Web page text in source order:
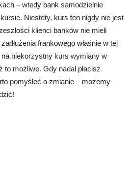
– wtedy bank samodzielnie
Niestety, kurs ten nigdy nie jest
klienci banków nie mieli
frankowego właśnie w tej
na niekorzystny kurs wymiany w
to możliwe. Gdy nadal płacisz
pomyśleć o zmianie – możemy